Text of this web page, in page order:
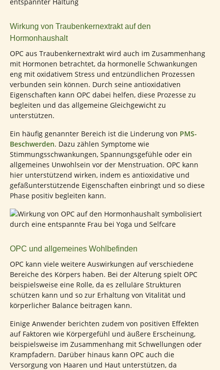
Wirkung von Traubenkernextrakt auf den
Hormonhaushalt
OPC aus Traubenkernextrakt wird auch im Zusammenhang
mit Hormonen betrachtet, da hormonelle Schwankungen
eng mit oxidativem Stress und entzündlichen Prozessen
verbunden sein können. Durch seine antioxidativen
Eigenschaften kann OPC dabei helfen, diese Prozesse zu
begleiten und das allgemeine Gleichgewicht zu
unterstützen.
Ein häufig genannter Bereich ist die Linderung von PMS-
Beschwerden. Dazu zählen Symptome wie
Stimmungsschwankungen, Spannungsgefühle oder ein
allgemeines Unwohlsein vor der Menstruation. OPC kann
hier unterstützend wirken, indem es antioxidative und
gefäßunterstützende Eigenschaften einbringt und so diese
Phase positiv begleiten kann.
OPC und allgemeines Wohlbefinden
OPC kann viele weitere Auswirkungen auf verschiedene
Bereiche des Körpers haben. Bei der Alterung spielt OPC
beispielsweise eine Rolle, da es zelluläre Strukturen
schützen kann und so zur Erhaltung von Vitalität und
körperlicher Balance beitragen kann.
Einige Anwender berichten zudem von positiven Effekten
auf Faktoren wie Körpergefühl und äußere Erscheinung,
beispielsweise im Zusammenhang mit Schwellungen oder
Krampfadern. Darüber hinaus kann OPC auch die
Versorgung von Haaren und Haut unterstützen, da